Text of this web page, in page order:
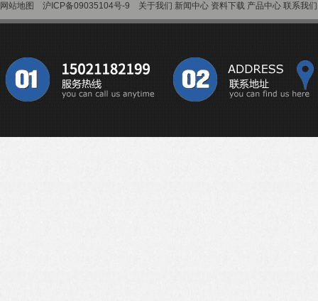
网站地图 沪ICP备09035104号-9 关于我们 新闻中心 资料下载 产品中心 联系我们